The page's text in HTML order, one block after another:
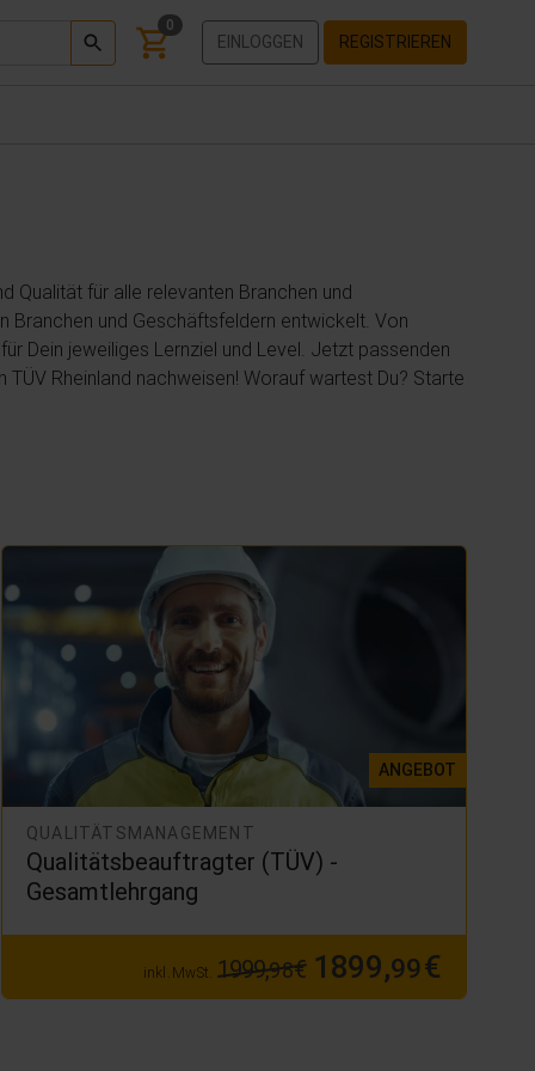
0
EINLOGGEN REGISTRIEREN
Qualität für alle relevanten Branchen und
Branchen und Geschäftsfeldern entwickelt. Von
Dein jeweiliges Lernziel und Level. Jetzt passenden
Rheinland nachweisen! Worauf wartest Du? Starte
ANGEBOT
QUALITÄTSMANAGEMENT
Qualitätsbeauftragter (TÜV) -
Gesamtlehrgang
inkl. MwSt. 1999,98€ 1899,99€